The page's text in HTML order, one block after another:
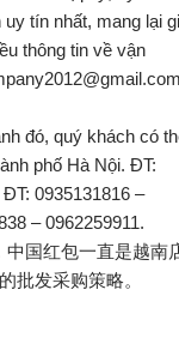
中国红包一直是越南
批发采购策略。